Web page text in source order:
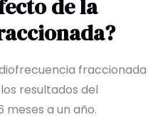
de la
fraccionada
resultados del
a un año.